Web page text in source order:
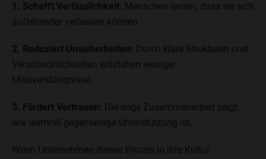
1. Schafft Verlässlichkeit: Menschen lernen, dass sie sich
aufeinander verlassen können.
2. Reduziert Unsicherheiten: Durch klare Strukturen und
Verantwortlichkeiten entstehen weniger
Missverständnisse.
3. Fördert Vertrauen: Die enge Zusammenarbeit zeigt,
wie wertvoll gegenseitige Unterstützung ist.
Wenn Unternehmen dieses Prinzip in ihre Kultur